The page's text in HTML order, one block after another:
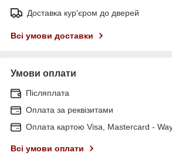
Доставка кур'єром до дверей
Всі умови доставки
Умови оплати
Післяплата
Оплата за реквізитами
Оплата картою Visa, Mastercard -
Всі умови оплати